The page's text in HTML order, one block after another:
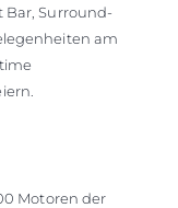
Surround-
am
Motoren der